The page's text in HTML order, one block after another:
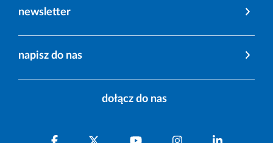
newsletter
napisz do nas
dołącz do nas